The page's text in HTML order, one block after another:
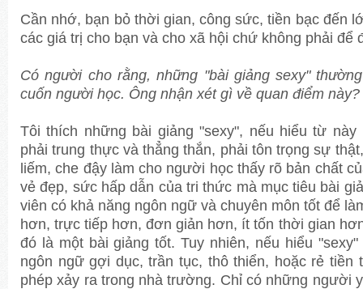
Cần nhớ, bạn bỏ thời gian, công sức, tiền bạc đến
các giá trị cho bạn và cho xã hội chứ không phải để
Có người cho rằng, những "bài giảng sexy"
cuốn người học. Ông nhận xét gì về quan điểm này?
Tôi thích những bài giảng "sexy", nếu hiểu từ này
phải trung thực và thẳng thắn, phải tôn trọng sự
liếm, che đậy làm cho người học thấy rõ bản chất
vẻ đẹp, sức hấp dẫn của tri thức mà mục tiêu bài
viên có khả năng ngôn ngữ và chuyên môn tốt để
hơn, trực tiếp hơn, đơn giản hơn, ít tốn thời gian
đó là một bài giảng tốt. Tuy nhiên, nếu hiểu
ngôn ngữ gợi dục, trần tục, thô thiển, hoặc rẻ tiền
phép xảy ra trong nhà trường. Chỉ có những người